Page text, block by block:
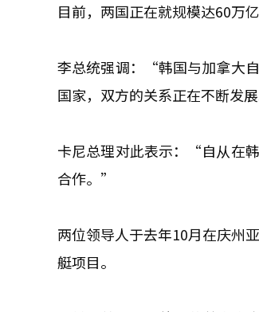
目前，两国正在就规模达60万
李总统强调：“韩国与加拿大
国家，双方的关系正在不断发
卡尼总理对此表示：“自从在
合作。”
两位领导人于去年10月在庆州
艇项目。